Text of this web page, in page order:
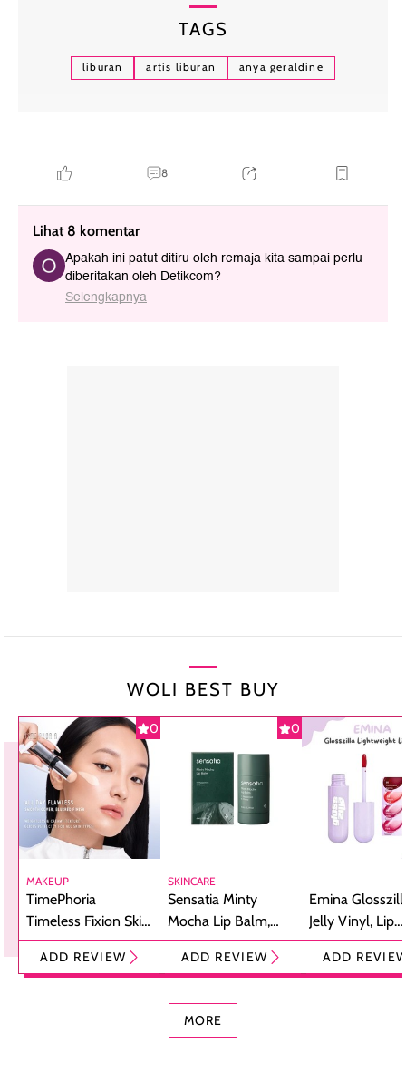
TAGS
liburan artis liburan anya geraldine
8
Lihat 8 komentar
Apakah ini patut ditiru oleh remaja kita sampai perlu
diberitakan oleh Detikcom?
Selengkapnya
WOLI BEST BUY
0
MAKEUP
TimePhoria
Timeless Fixion Skin
Tint Stick,
Foundation dan
ADD REVIEW
0
SKINCARE
Sensatia Minty
Mocha Lip Balm,
Pelembap Bibir
dengan Aroma
ADD REVIEW
Emina
Jelly Vinyl, Lip
Cream Glossy
Ringan
ADD
MORE